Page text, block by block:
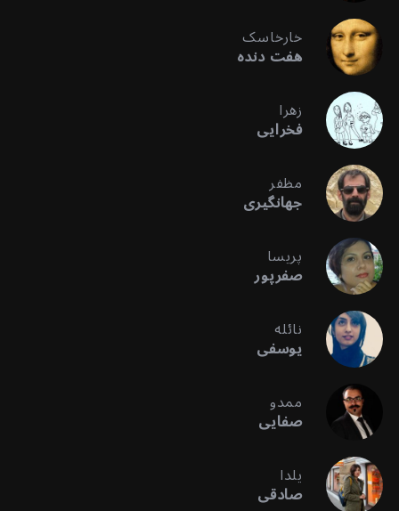
خارخاسک
هفت دنده
زهرا
فخرایی
مظفر
جهانگیری
پریسا
صفرپور
نائله
یوسفی
ممدو
صفایی
یلدا
صادقی